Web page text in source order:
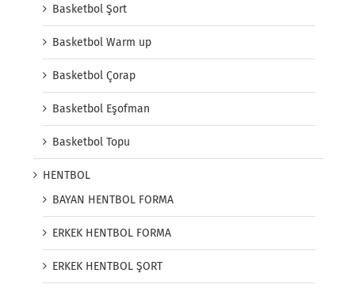
Basketbol Şort
Basketbol Warm up
Basketbol Çorap
Basketbol Eşofman
Basketbol Topu
HENTBOL
BAYAN HENTBOL FORMA
ERKEK HENTBOL FORMA
ERKEK HENTBOL ŞORT